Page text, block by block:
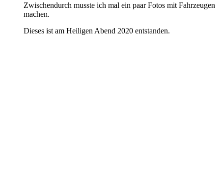
Zwischendurch musste ich mal ein paar Fotos mit Fahrzeugen
machen.
Dieses ist am Heiligen Abend 2020 entstanden.